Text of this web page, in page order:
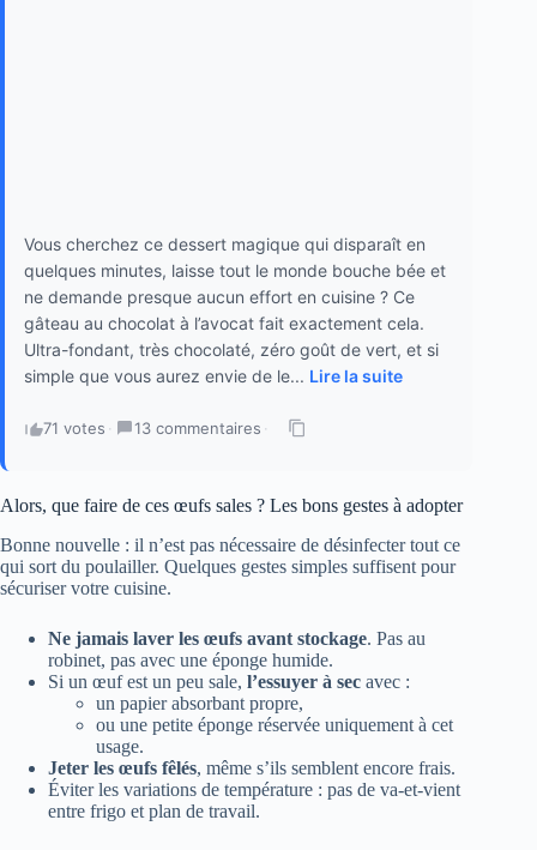
Vous cherchez ce dessert magique qui disparaît en
quelques minutes, laisse tout le monde bouche bée et
ne demande presque aucun effort en cuisine ? Ce
gâteau au chocolat à l’avocat fait exactement cela.
Ultra-fondant, très chocolaté, zéro goût de vert, et si
simple que vous aurez envie de le... Lire la suite
71 votes · 13 commentaires ·
Alors, que faire de ces œufs sales ? Les bons gestes à adopter
Bonne nouvelle : il n’est pas nécessaire de désinfecter tout ce
qui sort du poulailler. Quelques gestes simples suffisent pour
sécuriser votre cuisine.
Ne jamais laver les œufs avant stockage. Pas au
robinet, pas avec une éponge humide.
Si un œuf est un peu sale, l’essuyer à sec avec :
un papier absorbant propre,
ou une petite éponge réservée uniquement à cet
usage.
Jeter les œufs fêlés, même s’ils semblent encore frais.
Éviter les variations de température : pas de va-et-vient
entre frigo et plan de travail.